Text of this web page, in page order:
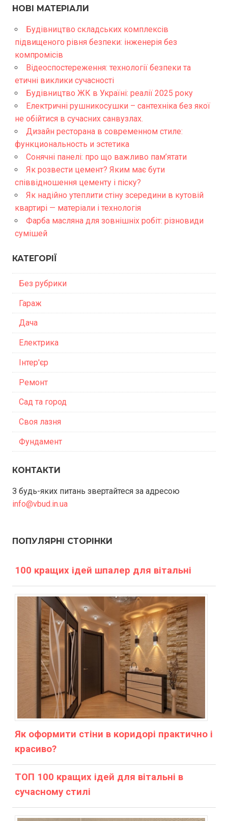
НОВІ МАТЕРІАЛИ
Будівництво складських комплексів
підвищеного рівня безпеки: інженерія без
компромісів
Відеоспостереження: технології безпеки та
етичні виклики сучасності
Будівництво ЖК в Україні: реалії 2025 року
Електричні рушникосушки – сантехніка без якої
не обійтися в сучасних санвузлах.
Дизайн ресторана в современном стиле:
функциональность и эстетика
Сонячні панелі: про що важливо пам’ятати
Як розвести цемент? Яким має бути
співвідношення цементу і піску?
Як надійно утеплити стіну зсередини в кутовій
квартирі — матеріали і технологія
Фарба масляна для зовнішніх робіт: різновиди
сумішей
КАТЕГОРІЇ
Без рубрики
Гараж
Дача
Електрика
Інтер'єр
Ремонт
Сад та город
Своя лазня
Фундамент
КОНТАКТИ
З будь-яких питань звертайтеся за адресою
info@vbud.in.ua
ПОПУЛЯРНІ СТОРІНКИ
100 кращих ідей шпалер для вітальні
Як оформити стіни в коридорі практично і
красиво?
ТОП 100 кращих ідей для вітальні в
сучасному стилі